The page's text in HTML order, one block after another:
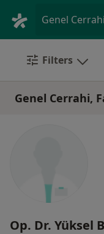
Genel
Filters
Genel Cerrahi,
Op. Dr. Yüksel